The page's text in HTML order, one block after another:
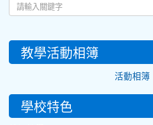
教學活動相簿
活動相簿
學校特色